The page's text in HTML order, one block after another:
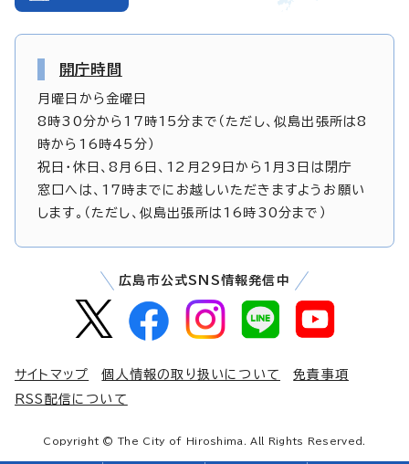
開庁時間
月曜日から金曜日
8時30分から17時15分まで（ただし、似島出張所は8
時から16時45分）
祝日・休日、8月6日、12月29日から1月3日は閉庁
窓口へは、17時までにお越しいただきますようお願い
します。（ただし、似島出張所は16時30分まで）
広島市公式SNS情報発信中
サイトマップ 個人情報の取り扱いについて
免責事項
RSS配信について
Copyright © The City of Hiroshima. All Rights Reserved.